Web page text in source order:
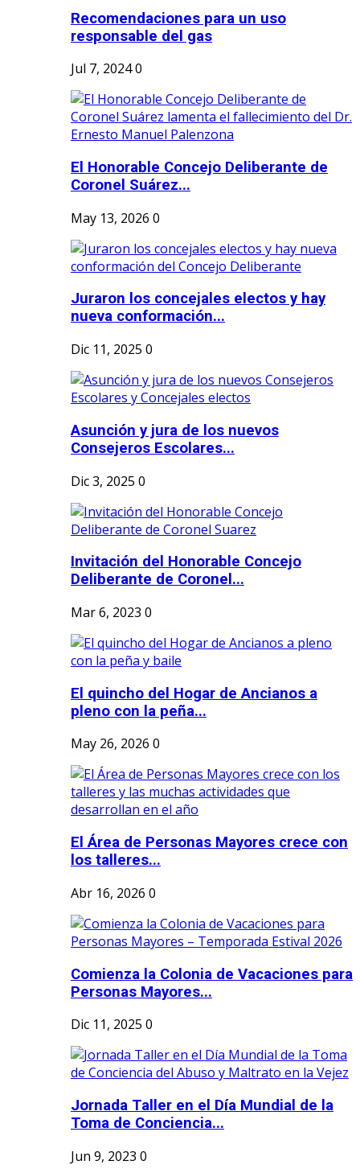
Recomendaciones para un uso
responsable del gas
Jul 7, 20240
El Honorable Concejo Deliberante de
Coronel Suárez...
May 13, 2026 0
Juraron los concejales electos y hay
nueva conformación...
Dic 11, 2025 0
Asunción y jura de los nuevos
Consejeros Escolares...
Dic 3, 2025 0
Invitación del Honorable Concejo
Deliberante de Coronel...
Mar 6, 2023 0
El quincho del Hogar de Ancianos a
pleno con la peña...
May 26, 2026 0
El Área de Personas Mayores crece con
los talleres...
Abr 16, 2026 0
Comienza la Colonia de Vacaciones para
Personas Mayores...
Dic 11, 2025 0
Jornada Taller en el Día Mundial de la
Toma de Conciencia...
Jun 9, 2023 0